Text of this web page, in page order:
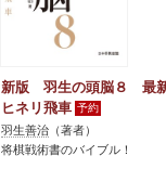
新版 羽生の頭脳８ 最
ヒネリ飛車
羽生善治 （著者）
将棋戦術書のバイブル！